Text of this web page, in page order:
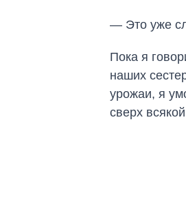
— Это уже
Пока я
наших
урожаи, я
сверх